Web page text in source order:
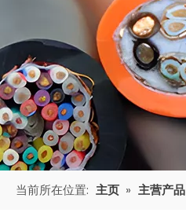
当前所在位置: 主页 » 主营产品